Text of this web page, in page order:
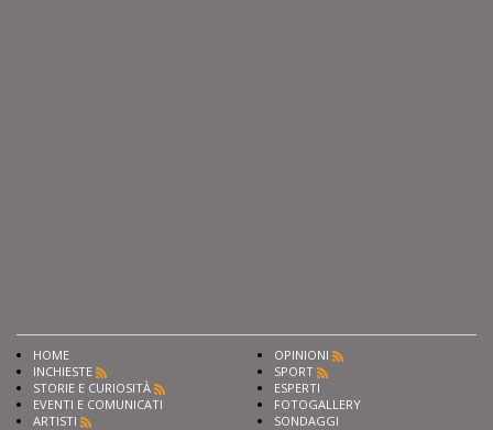
HOME
INCHIESTE
STORIE E CURIOSITÀ
EVENTI E COMUNICATI
ARTISTI
OPINIONI
SPORT
ESPERTI
FOTOGALLERY
SONDAGGI